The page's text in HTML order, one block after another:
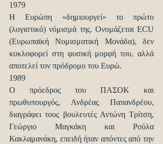
1979
Η Ευρώπη «δημιουργεί» το πρώτο
(λογιστικό) νόμισμά της. Ονομάζεται ECU
(Ευρωπαϊκή Νομισματική Μονάδα), δεν
κυκλοφορεί στη φυσική μορφή του, αλλά
αποτελεί τον πρόδρομο του Ευρώ.
1989
Ο πρόεδρος του ΠΑΣΟΚ και
πρωθυπουργός, Ανδρέας Παπανδρέου,
διαγράφει τους βουλευτές Αντώνη Τρίτση,
Γεώργιο Μαγκάκη και Ρούλα
Κακλαμανάκη, επειδή ήταν απόντες από την